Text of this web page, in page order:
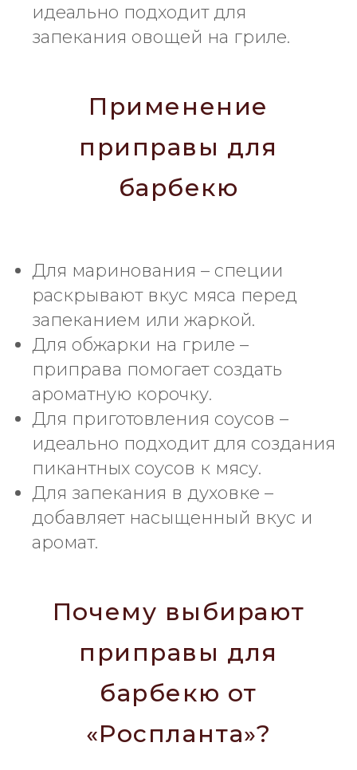
идеально подходит для
запекания овощей на гриле.
Применение
приправы для
барбекю
Для маринования – специи
раскрывают вкус мяса перед
запеканием или жаркой.
Для обжарки на гриле –
приправа помогает создать
ароматную корочку.
Для приготовления соусов –
идеально подходит для создания
пикантных соусов к мясу.
Для запекания в духовке –
добавляет насыщенный вкус и
аромат.
Почему выбирают
приправы для
барбекю от
«Роспланта»?